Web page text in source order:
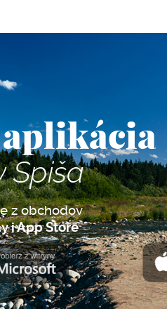
Spiša
z obchodov
i App Store